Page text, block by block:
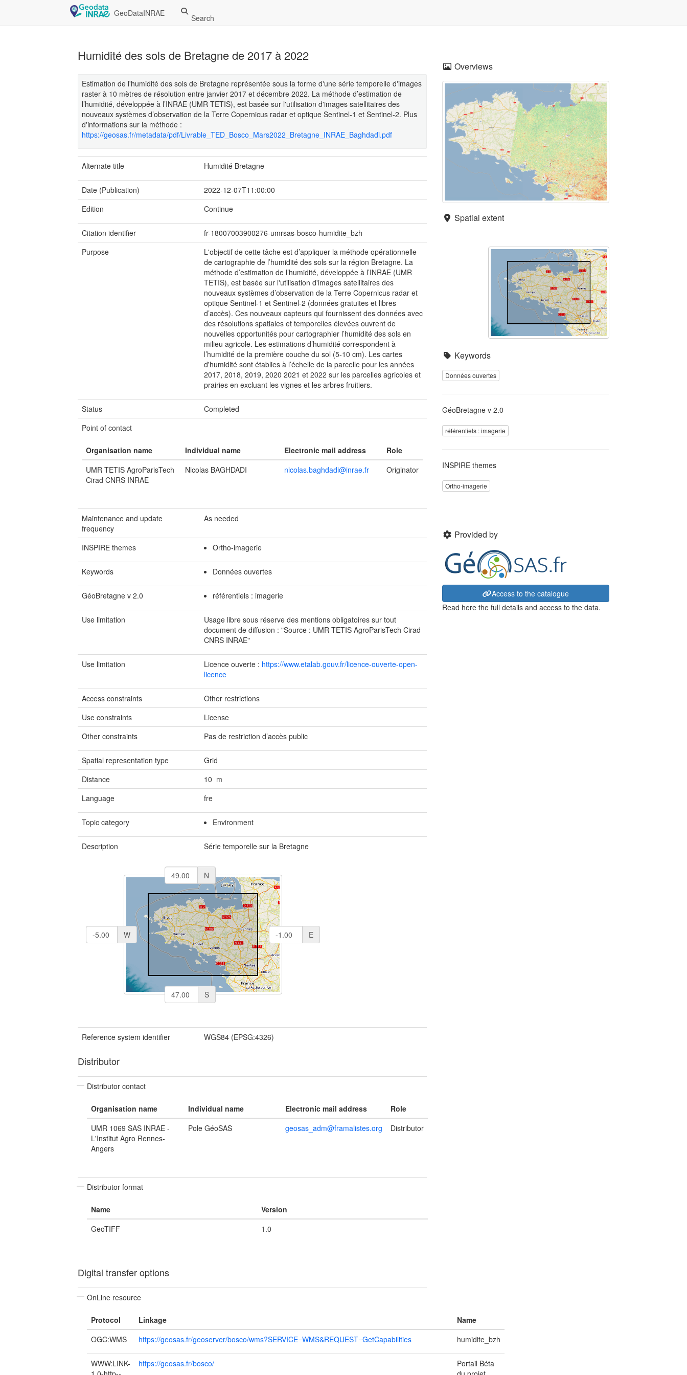
GeoDataINRAE Search
Humidité des sols de Bretagne de 2017 à 2022
Estimation de l'humidité des sols de Bretagne représentée sous la forme d'une série temporelle d'images
raster à 10 mètres de résolution entre janvier 2017 et décembre 2022. La méthode d’estimation de
l’humidité, développée à l’INRAE (UMR TETIS), est basée sur l'utilisation d'images satellitaires des
nouveaux systèmes d’observation de la Terre Copernicus radar et optique Sentinel-1 et Sentinel-2. Plus
d'informations sur la méthode :
https://geosas.fr/metadata/pdf/Livrable_TED_Bosco_Mars2022_Bretagne_INRAE_Baghdadi.pdf
Alternate title Humidité Bretagne
Date (Publication)
2022-12-07T11:00:00
Edition
Continue
Citation identifier
fr-18007003900276-umrsas-bosco-humidite_bzh
Purpose
L'objectif de cette tâche est d’appliquer la méthode opérationnelle
de cartographie de l’humidité des sols sur la région Bretagne. La
méthode d’estimation de l’humidité, développée à l’INRAE (UMR
TETIS), est basée sur l'utilisation d'images satellitaires des
nouveaux systèmes d’observation de la Terre Copernicus radar et
optique Sentinel-1 et Sentinel-2 (données gratuites et libres
d’accès). Ces nouveaux capteurs qui fournissent des données avec
des résolutions spatiales et temporelles élevées ouvrent de
nouvelles opportunités pour cartographier l’humidité des sols en
milieu agricole. Les estimations d’humidité correspondent à
l’humidité de la première couche du sol (5-10 cm). Les cartes
d'humidité sont établies à l’échelle de la parcelle pour les années
2017, 2018, 2019, 2020 2021 et 2022 sur les parcelles agricoles et
prairies en excluant les vignes et les arbres fruitiers.
Status
Completed
Point of contact
Organisation name Individual name Electronic mail address
Role
UMR TETIS AgroParisTech
Cirad CNRS INRAE
Nicolas BAGHDADI nicolas.baghdadi@inrae.fr Originator
Maintenance and update
frequency
As needed
INSPIRE themes Ortho-imagerie
Keywords Données ouvertes
GéoBretagne v 2.0 référentiels : imagerie
Use limitation
Usage libre sous réserve des mentions obligatoires sur tout
document de diffusion : "Source : UMR TETIS AgroParisTech Cirad
CNRS INRAE"
Use limitation Licence ouverte : https://www.etalab.gouv.fr/licence-ouverte-open-
licence
Access constraints
Other restrictions
Use constraints
License
Other constraints
Pas de restriction d’accès public
Spatial representation type
Grid
Distance
10 m
Language
fre
Topic category Environment
Description Série temporelle sur la Bretagne
N
S
E
W
Reference system identifier WGS84 (EPSG:4326)
Distributor
Distributor contact
Organisation name Individual name Electronic mail address
Role
UMR 1069 SAS INRAE -
L'Institut Agro Rennes-
Angers
Pole GéoSAS geosas_adm@framalistes.org Distributor
Distributor format
Name
Version
GeoTIFF
1.0
Digital transfer options
OnLine resource
Protocol Linkage
Name
OGC:WMS
https://geosas.fr/geoserver/bosco/wms?SERVICE=WMS&REQUEST=GetCapabilities humidite_bzh
WWW:LINK-
https://geosas.fr/bosco/
Portail Béta
Overviews
Spatial extent
Keywords
Données ouvertes
GéoBretagne v 2.0
référentiels : imagerie
INSPIRE themes
Ortho-imagerie
Provided by
Access to the catalogue
Read here the full details and access to the data.